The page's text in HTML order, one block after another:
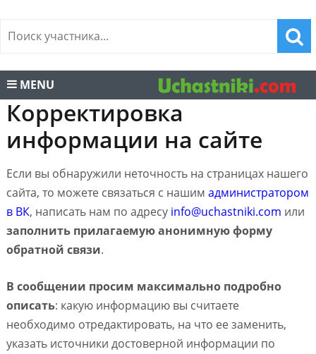
MENU
Корректировка
информации на сайте
Если вы обнаружили неточность на страницах нашего
сайта, то можете связаться с нашим администратором
в ВК, написать нам по адресу info@uchastniki.com или
заполнить прилагаемую анонимную форму
обратной связи.
В сообщении просим максимально подробно
описать: какую информацию вы считаете
необходимо отредактировать, на что ее заменить,
указать источники достоверной информации по